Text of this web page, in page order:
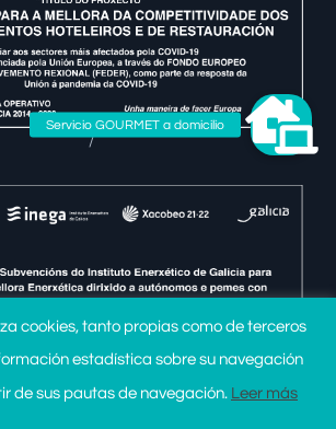
/
>
cookies, tanto propias como de terceros
estadística sobre su navegación
de sus pautas de navegación. Leer más